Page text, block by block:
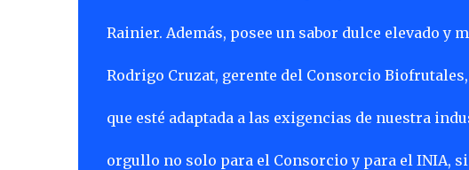
Rainier. Además, posee un sabor dulce elevado
Rodrigo Cruzat, gerente del Consorcio
que esté adaptada a las exigencias de nuestra
orgullo no solo para el Consorcio y para el INIA,